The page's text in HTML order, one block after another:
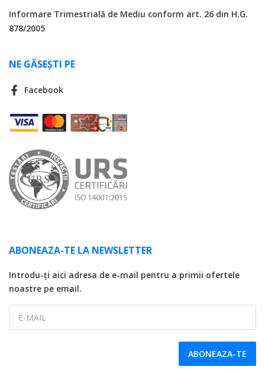
Informare Trimestrială de Mediu conform art. 26 din H.G.
878/2005
NE GĂSEȘTI PE
Facebook
ABONEAZA-TE LA NEWSLETTER
Introdu-ți aici adresa de e-mail pentru a primii ofertele
noastre pe email.
ABONEAZA-TE